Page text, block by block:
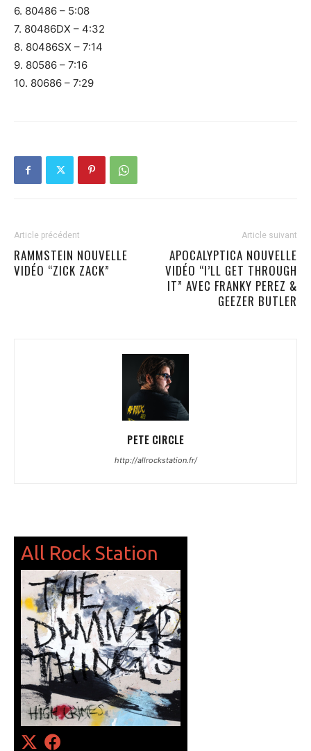
6. 80486 – 5:08
7. 80486DX – 4:32
8. 80486SX – 7:14
9. 80586 – 7:16
10. 80686 – 7:29
Article précédent
RAMMSTEIN NOUVELLE
VIDÉO “ZICK ZACK”
Article suivant
APOCALYPTICA NOUVELLE
VIDÉO “I’LL GET THROUGH
IT” AVEC FRANKY PEREZ &
GEEZER BUTLER
PETE CIRCLE
http://allrockstation.fr/